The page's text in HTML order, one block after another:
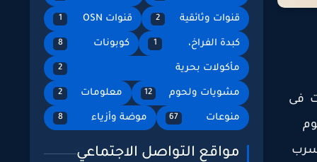
فى
قنوات وثائقية 2 قنوات OSN 1
كبدة الفراخ، 1 كوبونات 8
مأكولات بحرية 2
مشويات ولحوم 12 معلومات 2
منوعات 67 موضة وأزياء 8
مواقع التواصل الاجتماعي